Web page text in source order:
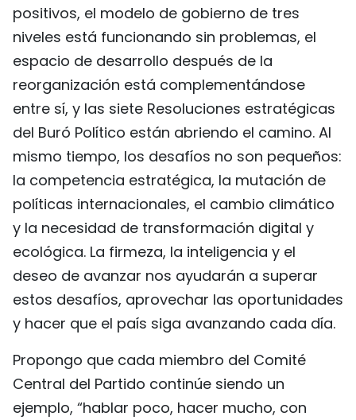
positivos, el modelo de gobierno de tres
niveles está funcionando sin problemas, el
espacio de desarrollo después de la
reorganización está complementándose
entre sí, y las siete Resoluciones estratégicas
del Buró Político están abriendo el camino. Al
mismo tiempo, los desafíos no son pequeños:
la competencia estratégica, la mutación de
políticas internacionales, el cambio climático
y la necesidad de transformación digital y
ecológica. La firmeza, la inteligencia y el
deseo de avanzar nos ayudarán a superar
estos desafíos, aprovechar las oportunidades
y hacer que el país siga avanzando cada día.
Propongo que cada miembro del Comité
Central del Partido continúe siendo un
ejemplo, “hablar poco, hacer mucho, con